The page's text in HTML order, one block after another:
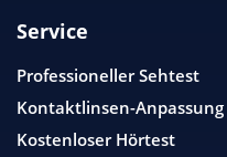
Service
Professioneller Sehtest
Kontaktlinsen-Anpassung
Kostenloser Hörtest